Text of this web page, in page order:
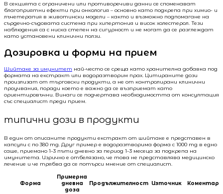
В секцията с ограничени или противоречиви данни се споменават
благоприятни ефекти при онкология – основно като подкрепа при химио- и
лъчетерапия в животински модели – както и възможно подпомагане на
сърдечно-съдовата система при хипертония и висок холестерол. Тези
наблюдения са с ниска степен на сигурност и не могат да се разглеждат
като установени клинични ползи.
Дозировка и форми на прием
Шийтаке за имунитет най-често се среща като хранителна добавка под
формата на екстракт или водоразтворим прах. Цитираните дози
произлизат от търговски продукти, а не от контролирани клинични
проучвания, поради което е важно да се възприемат като
ориентировъчни. Винаги се подчертава необходимостта от консултация
със специалист преди прием.
типични дози в продукти
В един от описаните продукти екстракт от шийтаке е представен в
капсули с по 380 mg. Друг пример е водоразтворима форма с 1000 mg в едно
саше, приемано 1–3 пъти дневно за период 1–3 месеца за подкрепа на
имунитета. Изрично е отбелязано, че това не представлява медицинско
лечение и че трябва да се потърси мнение от специалист.
Форма
Примерна
дневна
доза
Продължителност Източник Коментар